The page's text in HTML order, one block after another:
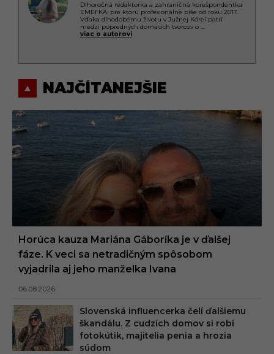
Dlhoročná redaktorka a zahraničná korešpondentka
EMEFKA, pre ktorú profesionálne píše od roku 2017.
Vďaka dlhodobému životu v Južnej Kórei patrí
medzi popredných domácich tvorcov o ...
viac o autorovi
NAJČÍTANEJŠIE
Horúca kauza Mariána Gáboríka je v ďalšej
fáze. K veci sa netradičným spôsobom
vyjadrila aj jeho manželka Ivana
06.08.2026
Slovenská influencerka čelí ďalšiemu
škandálu. Z cudzích domov si robí
fotokútik, majitelia penia a hrozia
súdom